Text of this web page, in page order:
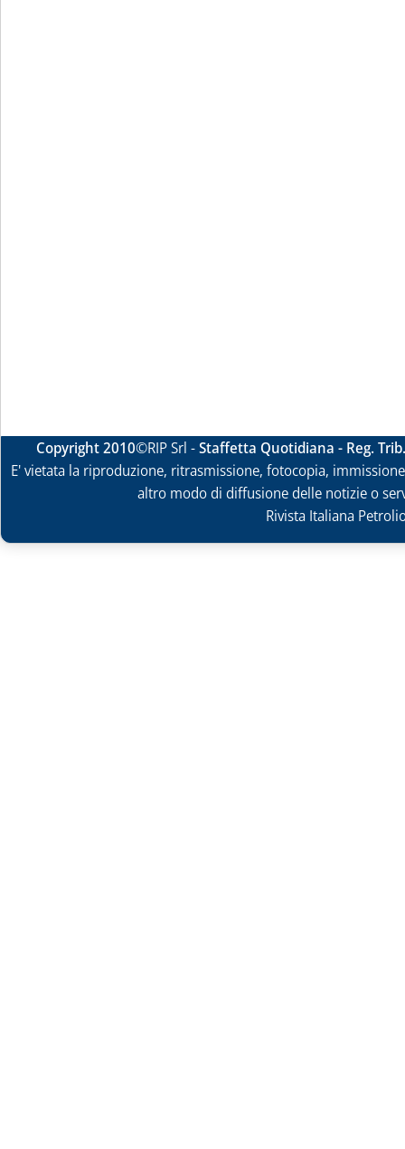
Copyright 2010©RIP Srl -Staffetta Quotidiana - Reg.
E' vietata la riproduzione, ritrasmissione, fotocopia,
altro modo di diffusione delle notizie o
Rivista Italiana